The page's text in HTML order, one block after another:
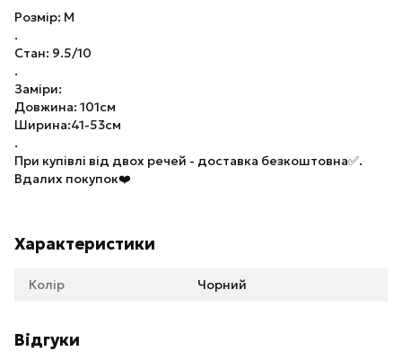
Розмір: M
.
Стан: 9.5/10
.
Заміри:
Довжина: 101см
Ширина:41-53см
.
При купівлі від двох речей - доставка безкоштовна✅.
Вдалих покупок❤️
Характеристики
Колір Чорний
Відгуки